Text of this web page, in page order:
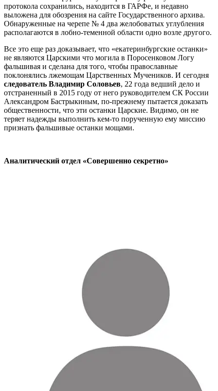
протокола сохранились, находится в ГАРФе, и недавно
выложена для обозрения на сайте Государственного архива.
Обнаруженные на черепе № 4 два желобоватых углубления
располагаются в лобно-теменной области одно возле другого.
Все это еще раз доказывает, что «екатеринбургские останки»
не являются Царскими что могила в Поросенковом Логу
фальшивая и сделана для того, чтобы православные
поклонялись лжемощам Царственных Мучеников. И сегодня
следователь Владимир Соловьев, 22 года ведший дело и
отстраненный в 2015 году от него руководителем СК России
Александром Бастрыкиным, по-прежнему пытается доказать
общественности, что эти останки Царские. Видимо, он не
теряет надежды выполнить кем-то порученную ему миссию
признать фальшивые останки мощами.
Аналитический отдел «Совершенно секретно»